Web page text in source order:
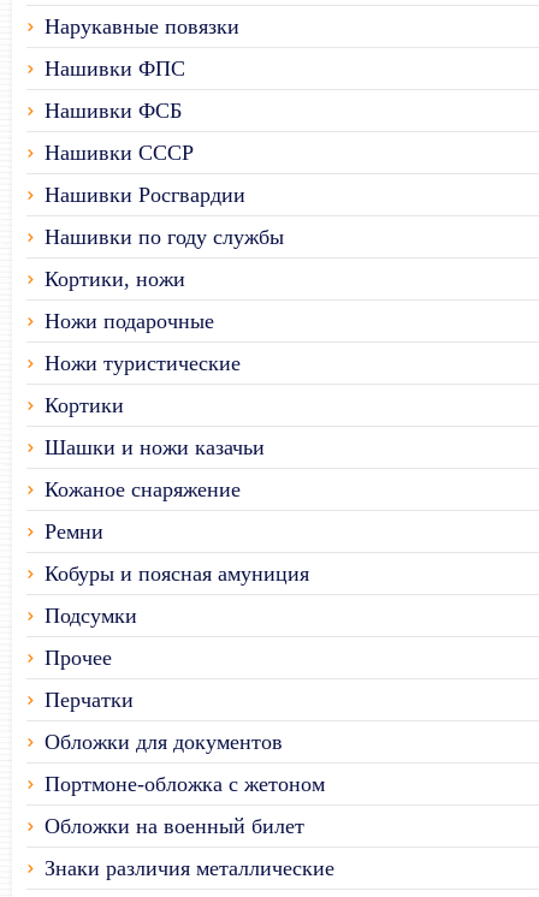
Нарукавные повязки
Нашивки ФПС
Нашивки ФСБ
Нашивки СССР
Нашивки Росгвардии
Нашивки по году службы
Кортики, ножи
Ножи подарочные
Ножи туристические
Кортики
Шашки и ножи казачьи
Кожаное снаряжение
Ремни
Кобуры и поясная амуниция
Подсумки
Прочее
Перчатки
Обложки для документов
Портмоне-обложка с жетоном
Обложки на военный билет
Знаки различия металлические